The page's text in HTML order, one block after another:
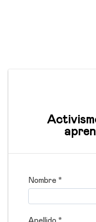
Nombre *